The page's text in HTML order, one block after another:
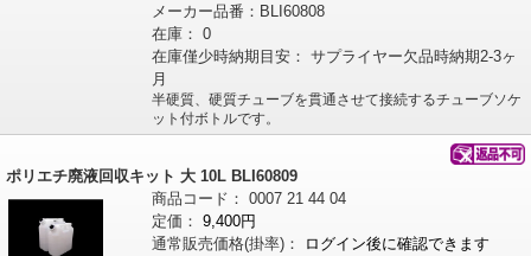
メーカー品番： BLI60808
在庫： 0
在庫僅少時納期目安： サプライヤー欠品時納期2-3ヶ
月
半硬質、硬質チューブを貫通させて接続するチューブソケ
ット付ボトルです。
ポリエチ廃液回収キット 大 10L BLI60809
商品コード： 0007 21 44 04
定価： 9,400円
通常販売価格(掛率)：
ログイン後に確認できます